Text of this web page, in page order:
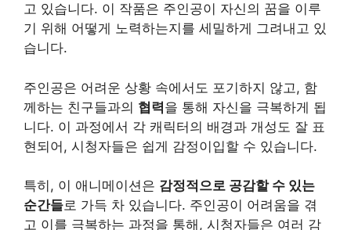
고 있습니다. 이 작품은 주인공이 자신의 꿈을 이루
기 위해 어떻게 노력하는지를 세밀하게 그려내고 있
습니다.
주인공은 어려운 상황 속에서도 포기하지 않고, 함
께하는 친구들과의 협력을 통해 자신을 극복하게 됩
니다. 이 과정에서 각 캐릭터의 배경과 개성도 잘 표
현되어, 시청자들은 쉽게 감정이입할 수 있습니다.
특히, 이 애니메이션은 감정적으로 공감할 수 있는
순간들로 가득 차 있습니다. 주인공이 어려움을 겪
고 이를 극복하는 과정을 통해, 시청자들은 여러 감